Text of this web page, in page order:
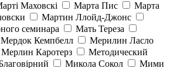
Маховскі Марта Пис
Марта
Мартин Ллойд-Джонс
семинара
Мать Тереза
Мердок Кемпбелл
Мерилин Ласло
Мерлин Каротерз
Методический
Микола Сокол
Мими